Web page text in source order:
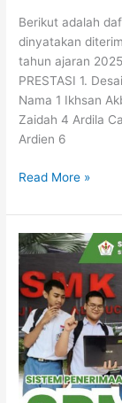
Berikut adalah
dinyatakan
tahun ajaran
PRESTASI 1.
Nama 1 Ikhsan
Zaidah 4 Ardila
Ardien 6
Read More »
SMK
Negeri
5
Surakarta
Membuka
Seleksi
Penerimaan
Murid
Baru